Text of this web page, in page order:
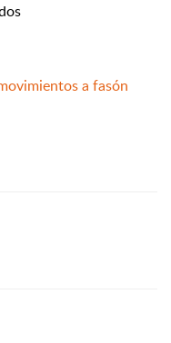
a fasón